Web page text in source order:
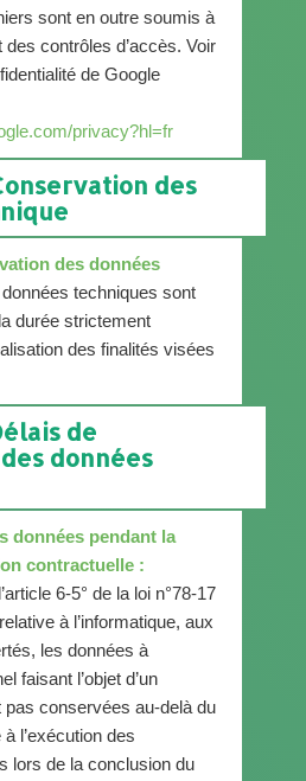
sont en outre soumis à
contrôles d’accès. Voir
de Google
privacy?hl=fr
des
des données
techniques sont
durée strictement
des finalités visées
de
données
données pendant la
contractuelle :
6-5° de la loi n°78-17
à l’informatique, aux
les données à
faisant l’objet d’un
pas conservées au-delà du
l’exécution des
lors de la conclusion du